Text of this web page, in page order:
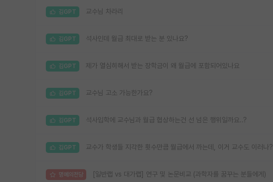
김GPT 교수님 차라리
김GPT 석사인데 월급 최대로 받는 분 있나요?
김GPT 제가 열심히해서 받는 장학금이 왜 월급에 포함되어있나요
김GPT 교수님 고소 가능한가요?
김GPT 석사입학에 교수님과 월급 협상하는건 선 넘은 행위일까요..?
김GPT 교수가 학생들 지각한 횟수만큼 월급에서 까는데, 이거 교수도 이러나?
명예의전당 [일반랩 vs 대가랩] 연구 및 논문비교 (과학자를 꿈꾸는 분들에게)